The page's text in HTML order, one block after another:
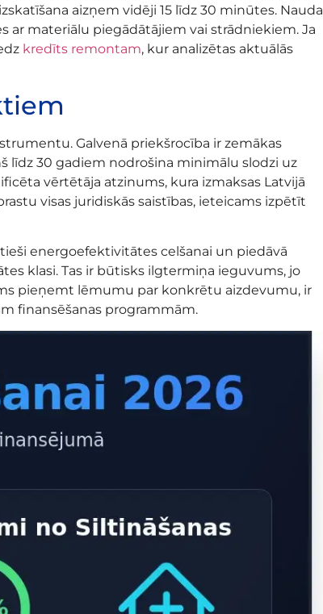
aizņem vidēji 15 līdz 30 minūtes. Nauda
ar materiālu piegādātājiem vai strādniekiem. Ja
kredīts remontam, kur analizētas aktuālās
Galvenā priekšrocība ir zemākas
līdz 30 gadiem nodrošina minimālu slodzi uz
vērtētāja atzinums, kura izmaksas Latvijā
visas juridiskās saistības, ieteicams izpētīt
energoefektivitātes celšanai un piedāvā
klasi. Tas ir būtisks ilgtermiņa ieguvums, jo
pieņemt lēmumu par konkrētu aizdevumu, ir
finansēšanas programmām.